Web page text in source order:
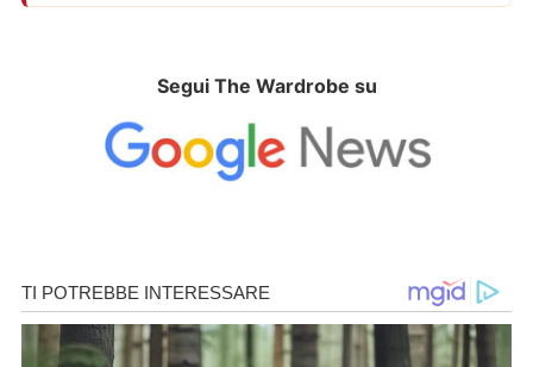
Segui The Wardrobe su